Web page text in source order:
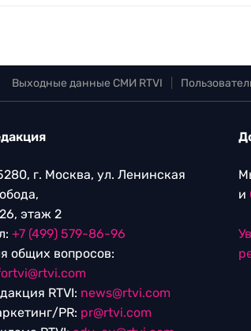
Выходные данные СМИ RTVI
г. Москва, ул. Ленинская
этаж 2
+7 (499) 579-86-96
общих вопросов:
RTVI: news@rtvi.com
PR: pr@rtvi.com
и